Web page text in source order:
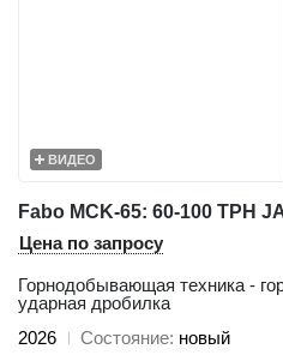
ВИДЕО
Fabo MCK-65: 60-100 TPH
Цена по запросу
Горнодобывающая техника -
ударная дробилка
2026
Состояние новый